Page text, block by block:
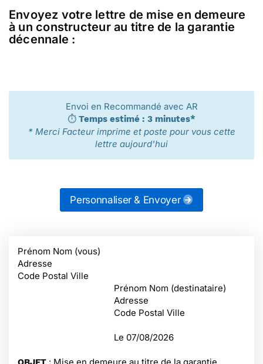
Envoyez votre lettre de mise en demeure
à un constructeur au titre de la garantie
décennale :
Envoi en Recommandé avec AR
⏱️ Temps estimé : 3 minutes*
* Merci Facteur imprime et poste pour vous cette
lettre aujourd'hui
Personnaliser & Envoyer
Prénom Nom (vous)
Adresse
Code Postal Ville
Prénom Nom (destinataire)
Adresse
Code Postal Ville
Le 07/08/2026